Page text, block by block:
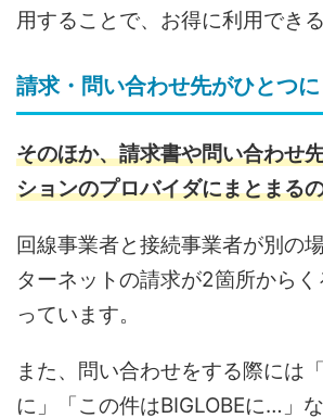
用することで、お得に利用できる
請求・問い合わせ先がひとつ
そのほか、請求書や問い合わせ
ションのプロバイダにまとまる
回線事業者と接続事業者が別の
ターネットの請求が2箇所から
っています。
また、問い合わせをする際には
に」「この件はBIGLOBEに…」